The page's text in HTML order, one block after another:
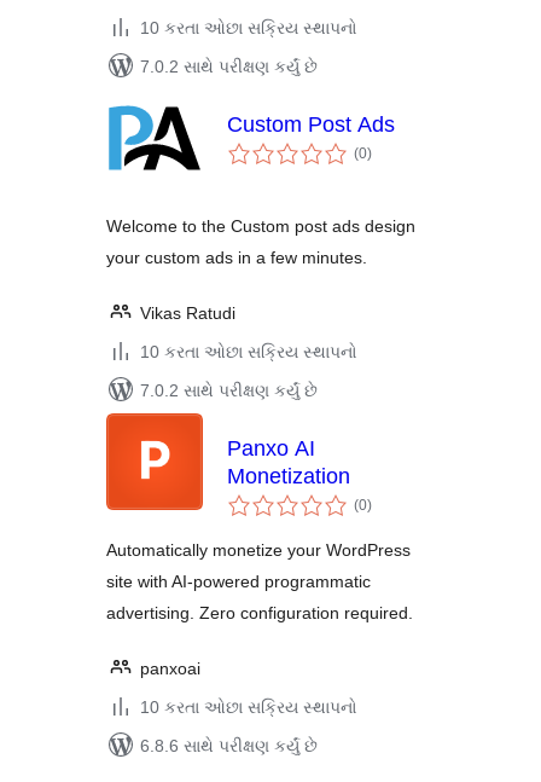
10 કરતા ઓછા સક્રિય સ્થાપનો
7.0.2 સાથે પરીક્ષણ કર્યું છે
Custom Post Ads
(0કુલ
રેટિંગ્સ
)
Welcome to the Custom post ads design
your custom ads in a few minutes.
Vikas Ratudi
10 કરતા ઓછા સક્રિય સ્થાપનો
7.0.2 સાથે પરીક્ષણ કર્યું છે
Panxo AI
Monetization
(0કુલ
રેટિંગ્સ
)
Automatically monetize your WordPress
site with AI-powered programmatic
advertising. Zero configuration required.
panxoai
10 કરતા ઓછા સક્રિય સ્થાપનો
6.8.6 સાથે પરીક્ષણ કર્યું છે